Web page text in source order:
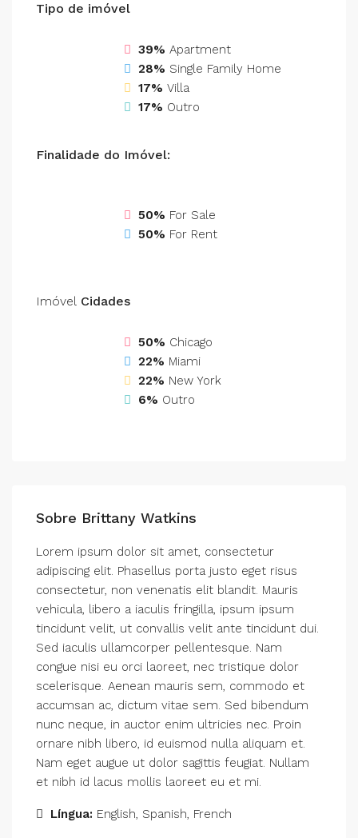
Tipo de imóvel
39% Apartment
28% Single Family Home
17% Villa
17% Outro
Finalidade do Imóvel:
50% For Sale
50% For Rent
Imóvel Cidades
50% Chicago
22% Miami
22% New York
6% Outro
Sobre Brittany Watkins
Lorem ipsum dolor sit amet, consectetur
adipiscing elit. Phasellus porta justo eget risus
consectetur, non venenatis elit blandit. Mauris
vehicula, libero a iaculis fringilla, ipsum ipsum
tincidunt velit, ut convallis velit ante tincidunt dui.
Sed iaculis ullamcorper pellentesque. Nam
congue nisi eu orci laoreet, nec tristique dolor
scelerisque. Aenean mauris sem, commodo et
accumsan ac, dictum vitae sem. Sed bibendum
nunc neque, in auctor enim ultricies nec. Proin
ornare nibh libero, id euismod nulla aliquam et.
Nam eget augue ut dolor sagittis feugiat. Nullam
et nibh id lacus mollis laoreet eu et mi.
Língua: English, Spanish, French